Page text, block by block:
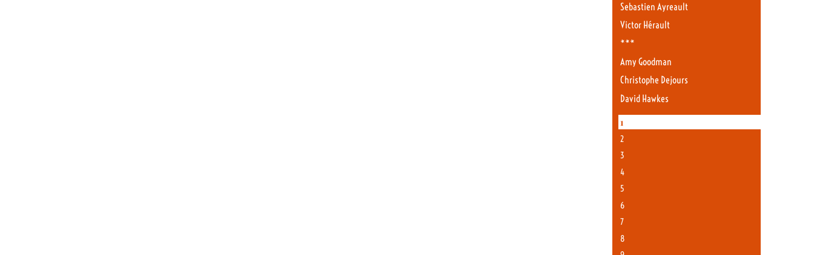
Sebastien Ayreault
Victor Hérault
***
Amy Goodman
Christophe Dejours
David Hawkes
1
2
3
4
5
6
7
8